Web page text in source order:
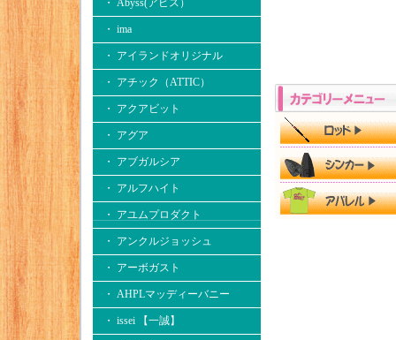
・ Abyss(アビス）
・ ima
・ アイランドオリジナル
・ アチック（ATTIC）
・ アクアビット
・ アグア
・ アブガルシア
・ アルフハイト
・ アユムプロダクト
・ アンクルジョッシュ
・ アーボガスト
・ AHPLマッディーバニー
・ issei 【一誠】